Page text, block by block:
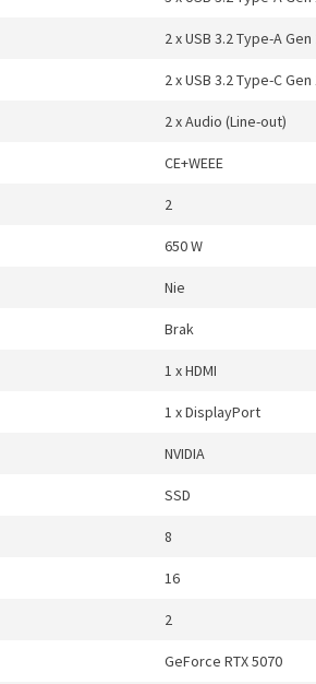
2 x USB 3.2 Type-A Gen
2 x USB 3.2 Type-C Gen
2 x Audio (Line-out)
CE+WEEE
2
650 W
Nie
Brak
1 x HDMI
1 x DisplayPort
NVIDIA
SSD
8
16
2
GeForce RTX 5070